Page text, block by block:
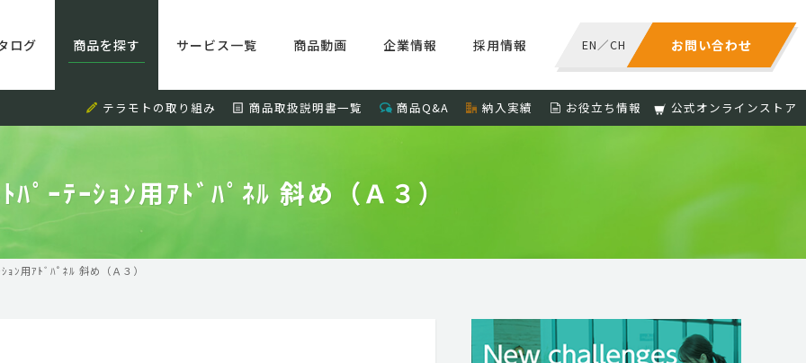
お問い合わせ
EN／CH
ログ 商品を探す サービス一覧 商品動画 企業情報 採用情報
テラモトの取り組み 商品取扱説明書一覧 商品Q&A 納入実績 お役立ち情報 公式オンラインストア
ﾊﾟｰﾃｰｼｮﾝ用ｱﾄﾞﾊﾟﾈﾙ 斜め（Ａ３）
ｮﾝ用ｱﾄﾞﾊﾟﾈﾙ 斜め（Ａ３）